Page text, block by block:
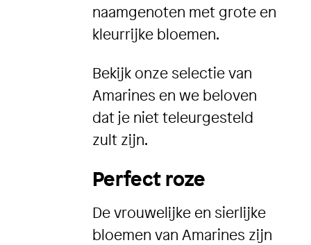
naamgenoten met grote en
kleurrijke bloemen.
Bekijk onze selectie van
Amarines en we beloven
dat je niet teleurgesteld
zult zijn.
Perfect roze
De vrouwelijke en sierlijke
bloemen van Amarines zijn